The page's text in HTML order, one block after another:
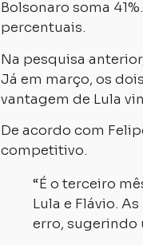
Bolsonaro soma
percentuais.
Na pesquisa
Já em março, os
vantagem de Lula
De acordo com
competitivo.
“É o terceiro
Lula e Flávio.
erro, sugerindo